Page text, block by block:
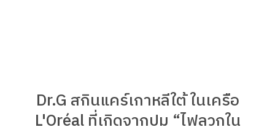
Dr.G สกินแคร์เกาหลีใต้ ในเครือ
L'Oréal ที่เกิดจากปม “ไฟลวกใน